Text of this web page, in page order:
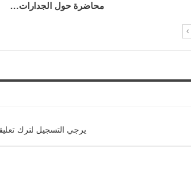
محاضرة حول الجدارات…
يرجي التسجيل لترك